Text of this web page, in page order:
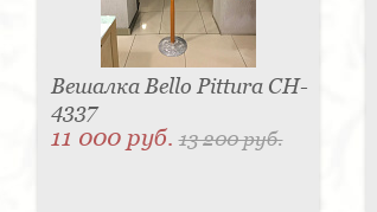
Вешалка Bello Pittura CH-
4337
11 000 руб.13 200 руб.